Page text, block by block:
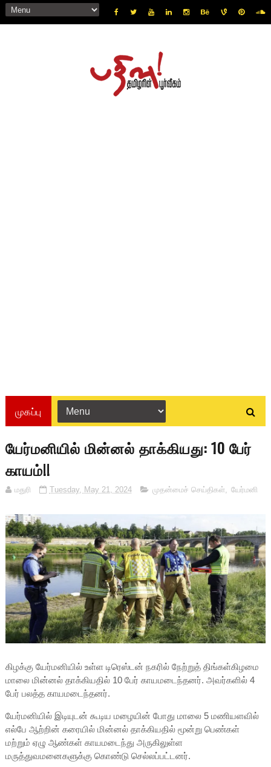
முகப்பு
யேர்மனியில் மின்னல் தாக்கியது: 10 பேர்
காயம்!!
மதுரி Tuesday, May 21, 2024 முதன்மைச் செய்திகள், யேர்மனி
கிழக்கு யேர்மனியில் உள்ள டிரெஸ்டன் நகரில் நேற்றுத் திங்கள்கிழமை
மாலை மின்னல் தாக்கியதில் 10 பேர் காயமடைந்தனர். அவர்களில் 4
பேர் பலத்தகாயமடைந்தனர்.
யேர்மனியில் இடியுடன் கூடிய மழையின் போது மாலை 5 மணியளவில்
எல்பே ஆற்றின் கரையில் மின்னல் தாக்கியதில் மூன்று பெண்கள்
மற்றும் ஏழு ஆண்கள் காயமடைந்து அருகிலுள்ள
மருத்துவமனைகளுக்கு கொண்டு செல்லப்பட்டனர்.